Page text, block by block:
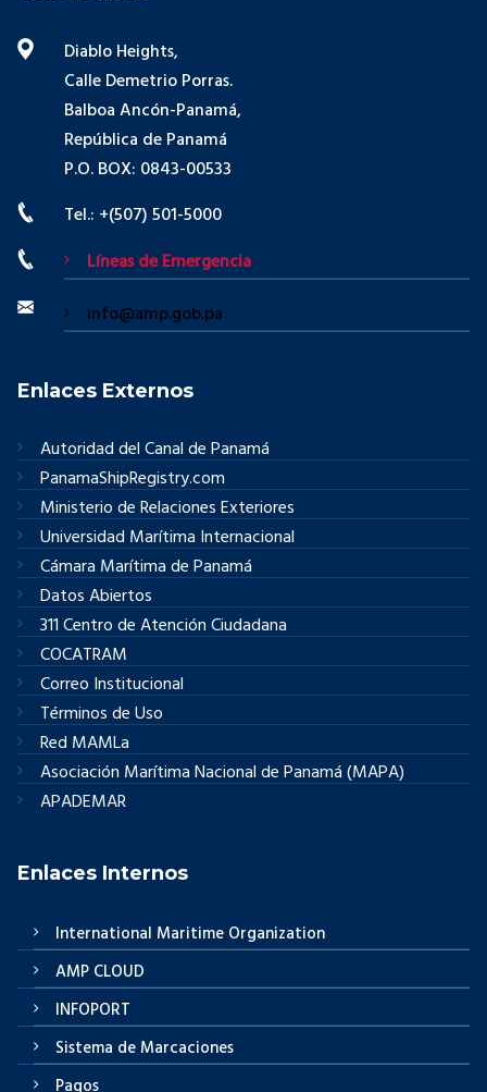
Diablo Heights,
Calle Demetrio Porras.
Balboa Ancón-Panamá,
República de Panamá
P.O. BOX: 0843-00533
Tel.: +(507) 501-5000
Líneas de Emergencia
info@amp.gob.pa
Enlaces Externos
Autoridad del Canal de Panamá
PanamaShipRegistry.com
Ministerio de Relaciones Exteriores
Universidad Marítima Internacional
Cámara Marítima de Panamá
Datos Abiertos
311 Centro de Atención Ciudadana
COCATRAM
Correo Institucional
Términos de Uso
Red MAMLa
Asociación Marítima Nacional de Panamá (MAPA)
APADEMAR
Enlaces Internos
International Maritime Organization
AMP CLOUD
INFOPORT
Sistema de Marcaciones
Pagos